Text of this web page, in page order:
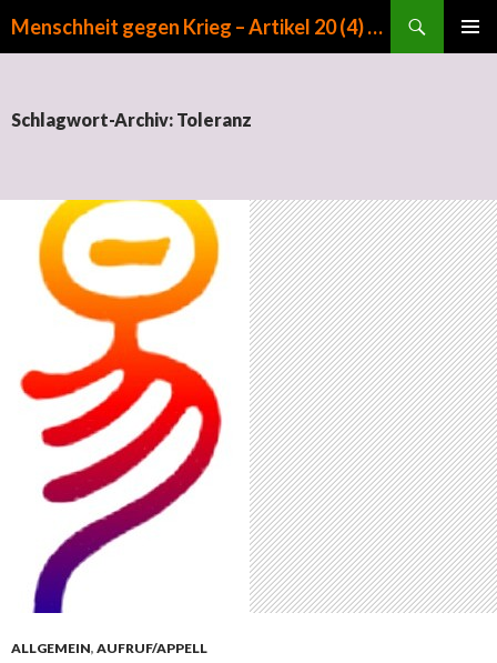
Menschheit gegen Krieg – Artikel 20 (4) GG
Schlagwort-Archiv: Toleranz
ALLGEMEIN, AUFRUF/APPELL